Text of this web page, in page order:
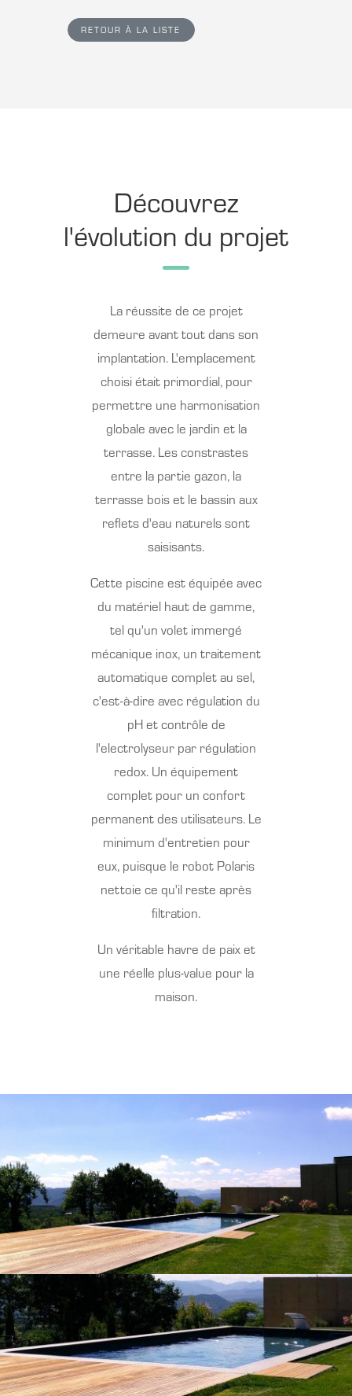
RETOUR À LA LISTE
Découvrez
l'évolution du projet
La réussite de ce projet
demeure avant tout dans son
implantation. L'emplacement
choisi était primordial, pour
permettre une harmonisation
globale avec le jardin et la
terrasse. Les constrastes
entre la partie gazon, la
terrasse bois et le bassin aux
reflets d'eau naturels sont
saisisants.
Cette piscine est équipée avec
du matériel haut de gamme,
tel qu'un volet immergé
mécanique inox, un traitement
automatique complet au sel,
c'est-à-dire avec régulation du
pH et contrôle de
l'electrolyseur par régulation
redox. Un équipement
complet pour un confort
permanent des utilisateurs. Le
minimum d'entretien pour
eux, puisque le robot Polaris
nettoie ce qu'il reste après
filtration.
Un véritable havre de paix et
une réelle plus-value pour la
maison.